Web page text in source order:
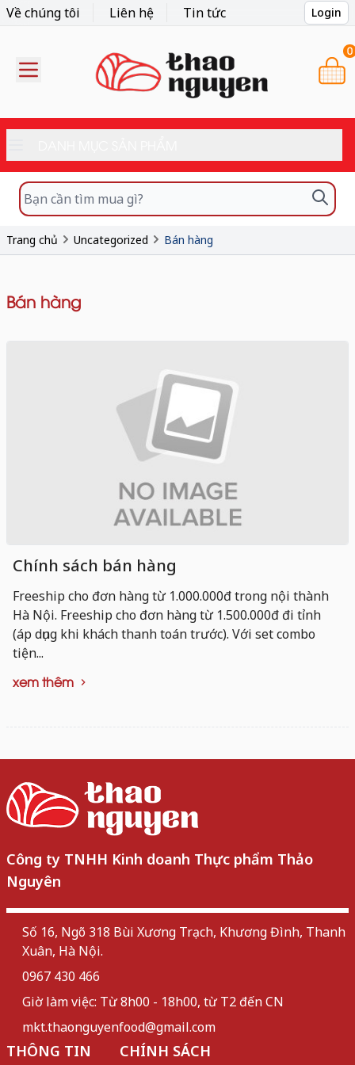
Về chúng tôi Liên hệ Tin tức Login
0
Trang chủ Uncategorized Bán hàng
Bán hàng
Chính sách bán hàng
Freeship cho đơn hàng từ 1.000.000đ trong nội thành
Hà Nội. Freeship cho đơn hàng từ 1.500.000đ đi tỉnh
(áp dụng khi khách thanh toán trước). Với set combo
tiện...
xem thêm
Công ty TNHH Kinh doanh Thực phẩm Thảo
Nguyên
Số 16, Ngõ 318 Bùi Xương Trạch, Khương Đình, Thanh
Xuân, Hà Nội.
0967 430 466
Giờ làm việc: Từ 8h00 - 18h00, từ T2 đến CN
mkt.thaonguyenfood@gmail.com
THÔNG TIN CHÍNH SÁCH